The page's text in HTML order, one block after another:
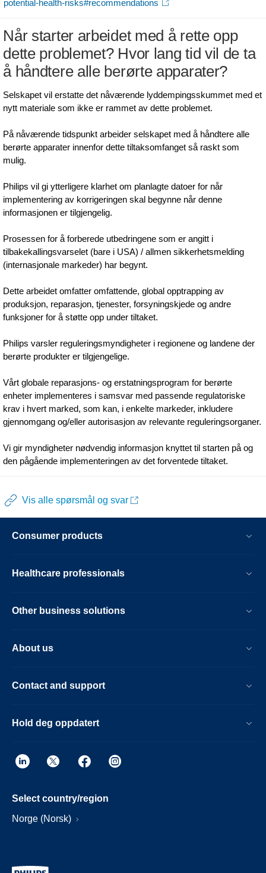
potential-health-risks#recommendations
Når starter arbeidet med å rette opp
dette problemet? Hvor lang tid vil de ta
å håndtere alle berørte apparater?
Selskapet vil erstatte det nåværende lyddempingsskummet med et
nytt materiale som ikke er rammet av dette problemet.
På nåværende tidspunkt arbeider selskapet med å håndtere alle
berørte apparater innenfor dette tiltaksomfanget så raskt som
mulig.
Philips vil gi ytterligere klarhet om planlagte datoer for når
implementering av korrigeringen skal begynne når denne
informasjonen er tilgjengelig.
Prosessen for å forberede utbedringene som er angitt i
tilbakekallingsvarselet (bare i USA) / allmen sikkerhetsmelding
(internasjonale markeder) har begynt.
Dette arbeidet omfatter omfattende, global opptrapping av
produksjon, reparasjon, tjenester, forsyningskjede og andre
funksjoner for å støtte opp under tiltaket.
Philips varsler reguleringsmyndigheter i regionene og landene der
berørte produkter er tilgjengelige.
Vårt globale reparasjons- og erstatningsprogram for berørte
enheter implementeres i samsvar med passende regulatoriske
krav i hvert marked, som kan, i enkelte markeder, inkludere
gjennomgang og/eller autorisasjon av relevante reguleringsorganer.
Vi gir myndigheter nødvendig informasjon knyttet til starten på og
den pågående implementeringen av det forventede tiltaket.
Vis alle spørsmål og svar
Consumer products
Healthcare professionals
Other business solutions
About us
Contact and support
Hold deg oppdatert
Select country/region
Norge (Norsk)